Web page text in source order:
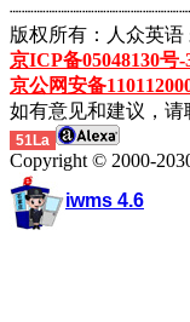
版权所有：人众英
京ICP备05048130号-
京公网安备
如有意见和建议，请
51La
Copyright © 2000-
iwms 4.6